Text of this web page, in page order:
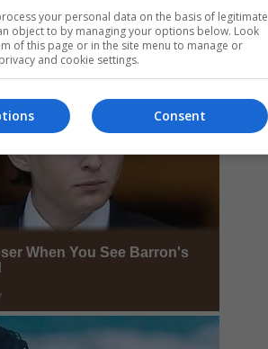
your personal data on the basis of legitimate
object to by managing your options below. Look
of this page or in the site menu to manage or
and cookie settings.
Consent